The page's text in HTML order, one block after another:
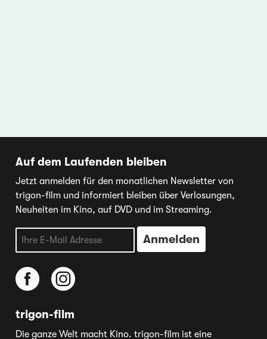
Auf dem Laufenden bleiben
Jetzt anmelden für den monatlichen Newsletter von
trigon-film und informiert bleiben über Verlosungen,
Neuheiten im Kino, auf DVD und im Streaming.
trigon-film
Die ganze Welt macht Kino. trigon-film ist eine